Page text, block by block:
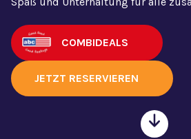
COMBIDEALS
JETZT RESERVIEREN